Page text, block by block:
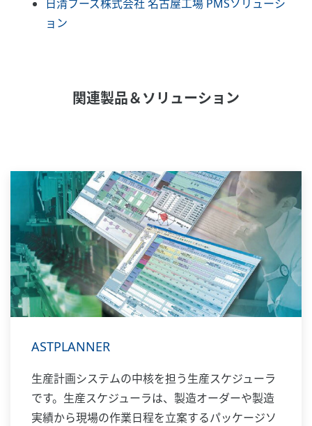
日清フーズ株式会社 名古屋工場 PMSソリューシ
ョン
関連製品＆ソリューション
ASTPLANNER
生産計画システムの中核を担う生産スケジューラ
です。生産スケジューラは、製造オーダーや製造
実績から現場の作業日程を立案するパッケージソ